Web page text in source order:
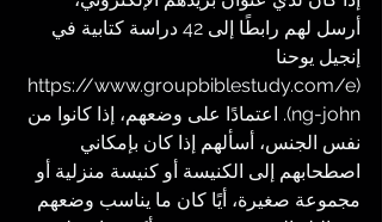
أرسل لهم رابطًا إلى 42 دراسة كتابية في
إنجيل يوحنا
(
https://www.groupbiblestudy.com/e
ng-john). اعتمادًا على وضعهم، إذا كانوا من
نفس الجنس، أسألهم إذا كان بإمكاني
اصطحابهم إلى الكنيسة أو كنيسة منزلية أو
مجموعة صغيرة، أيًا كان ما يناسب وضعهم